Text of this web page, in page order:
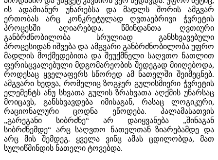
ის ადამიანურ უნარებსა და მადლს შორის ამგვარ
ერთობას არც კონკრეტულად ღვთაებრივი ჭვრეტის
პროცესში აღიარებდა. წმინდანთა ღვთიური
განბრძნობილობა სრულიად განსხვავებული
პროცესიდან იშვება და ამგვარი განბრძნობილობა უფრო
მადლის მოქმედებითა და შეუქმნელი საღვთო ნათლით
ფერისცვალებული მდგომარეობის შედეგად მიიღებოდა,
როდესაც ყველაფერს სწორედ ამ ნათელში შეიმეცნებ.
ამგვარი ხედვა, რომელიც ზოგჯერ გულისმიერი ჭვრეტის
ელემენტს ანუ სხვათა გულის ზრახვათა აღქმის უნარსაც
მოიცავს, განსხვავდება იმისაგან, რასაც ლოგიკური,
რაციონალური ცოდნა ეწოდება. პალამასათვის
„გარეგანი სიბრძნე“ არ დაიყვანება „შინაგან
სიბრძნემდე“ არც საღვთო ნათელთან ზიარებამდე და
არც მის შემდეგ. ყველა ვინც ამას ცდილობდა, მათ
სულიწმინდის ნათელი ტოვებდა.